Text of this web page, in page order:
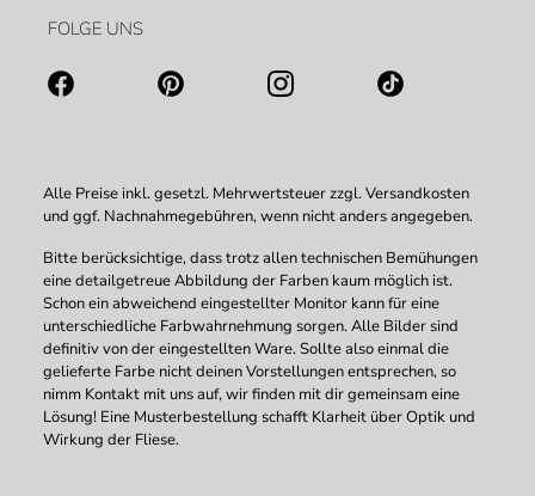
FOLGE UNS
Alle Preise inkl. gesetzl. Mehrwertsteuer zzgl.Versandkosten
und ggf. Nachnahmegebühren, wenn nicht anders angegeben.
Bitte berücksichtige, dass trotz allen technischen Bemühungen
eine detailgetreue Abbildung der Farben kaum möglich ist.
Schon ein abweichend eingestellter Monitor kann für eine
unterschiedliche Farbwahrnehmung sorgen. Alle Bilder sind
definitiv von der eingestellten Ware. Sollte also einmal die
gelieferte Farbe nicht deinen Vorstellungen entsprechen, so
nimm Kontakt mit uns auf, wir finden mit dir gemeinsam eine
Lösung! Eine Musterbestellung schafft Klarheit über Optik und
Wirkung der Fliese.